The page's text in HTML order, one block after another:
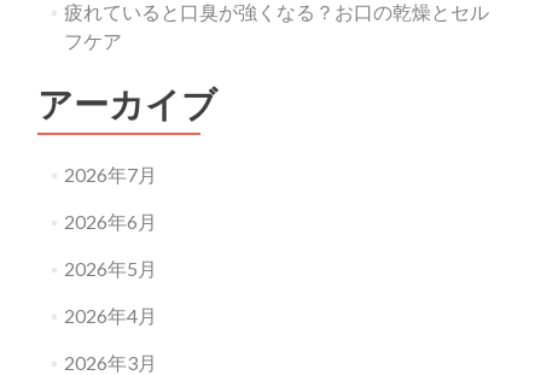
疲れていると口臭が強くなる？お口の乾燥とセル
フケア
アーカイブ
2026年7月
2026年6月
2026年5月
2026年4月
2026年3月